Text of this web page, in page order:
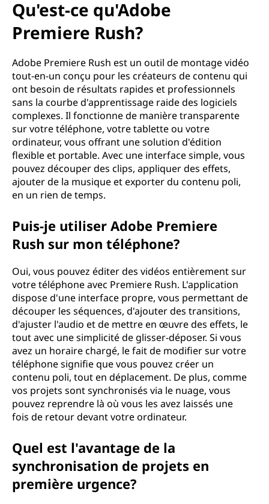
Qu'est-ce qu'Adobe
Premiere Rush?
Adobe Premiere Rush est un outil de montage vidéo
tout-en-un conçu pour les créateurs de contenu qui
ont besoin de résultats rapides et professionnels
sans la courbe d'apprentissage raide des logiciels
complexes. Il fonctionne de manière transparente
sur votre téléphone, votre tablette ou votre
ordinateur, vous offrant une solution d'édition
flexible et portable. Avec une interface simple, vous
pouvez découper des clips, appliquer des effets,
ajouter de la musique et exporter du contenu poli,
en un rien de temps.
Puis-je utiliser Adobe Premiere
Rush sur mon téléphone?
Oui, vous pouvez éditer des vidéos entièrement sur
votre téléphone avec Premiere Rush. L'application
dispose d'une interface propre, vous permettant de
découper les séquences, d'ajouter des transitions,
d'ajuster l'audio et de mettre en œuvre des effets, le
tout avec une simplicité de glisser-déposer. Si vous
avez un horaire chargé, le fait de modifier sur votre
téléphone signifie que vous pouvez créer un
contenu poli, tout en déplacement. De plus, comme
vos projets sont synchronisés via le nuage, vous
pouvez reprendre là où vous les avez laissés une
fois de retour devant votre ordinateur.
Quel est l'avantage de la
synchronisation de projets en
première urgence?